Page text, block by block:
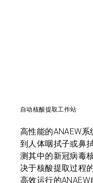
自动核酸提取工作站
高性能的ANAEW系
到人体咽拭子或鼻
测其中的新冠病毒
决于核酸提取过程
高效运行的